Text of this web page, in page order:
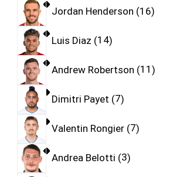
Jordan Henderson 16
Luis Diaz 14
Andrew Robertson 11
Dimitri Payet 7
Valentin Rongier 7
Andrea Belotti 3